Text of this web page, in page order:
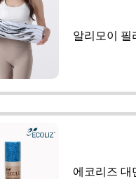
알리모이 필
에코리즈